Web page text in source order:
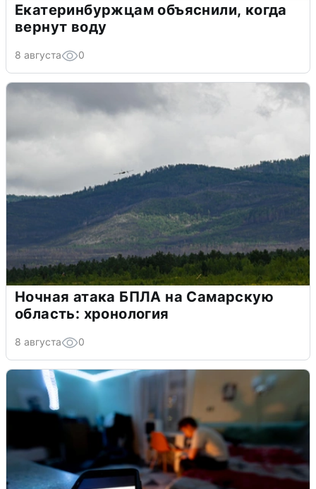
Екатеринбуржцам объяснили, когда
вернут воду
8 августа 0
Ночная атака БПЛА на Самарскую
область: хронология
8 августа 0